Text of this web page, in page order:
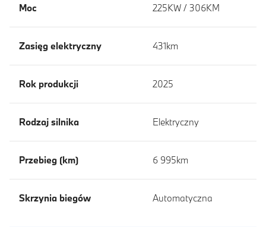
Moc 225KW / 306KM
Zasięg elektryczny 431km
Rok produkcji 2025
Rodzaj silnika Elektryczny
Przebieg (km) 6 995km
Skrzynia biegów Automatyczna